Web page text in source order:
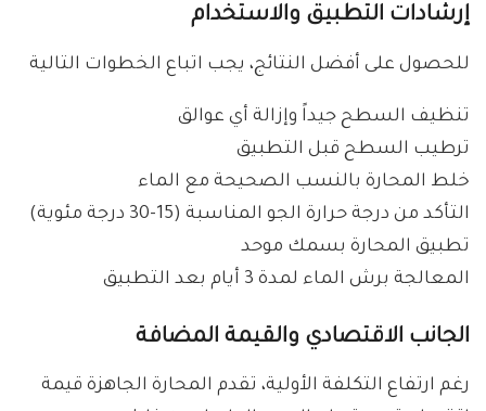
إرشادات التطبيق والاستخدام
للحصول على أفضل النتائج، يجب اتباع الخطوات التالية
تنظيف السطح جيداً وإزالة أي عوالق
ترطيب السطح قبل التطبيق
خلط المحارة بالنسب الصحيحة مع الماء
التأكد من درجة حرارة الجو المناسبة (15-30 درجة مئوية)
تطبيق المحارة بسمك موحد
المعالجة برش الماء لمدة 3 أيام بعد التطبيق
الجانب الاقتصادي والقيمة المضافة
رغم ارتفاع التكلفة الأولية، تقدم المحارة الجاهزة قيمة